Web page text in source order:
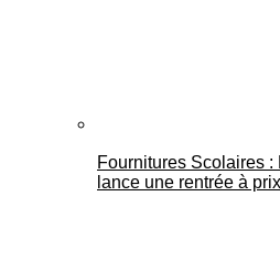
Fournitures Scolaires
lance une rentrée à